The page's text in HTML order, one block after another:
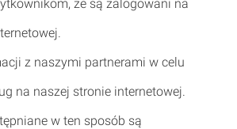
że są zalogowani na
z naszymi partnerami w celu
na naszej stronie internetowej.
w ten sposób są